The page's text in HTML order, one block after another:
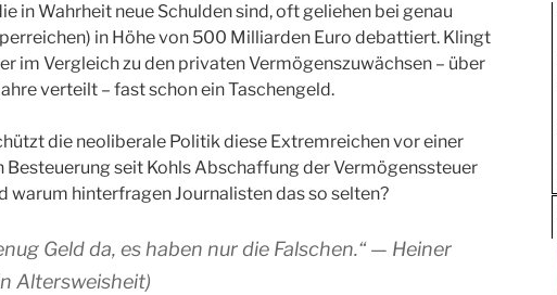
in Wahrheit neue Schulden sind, oft geliehen bei genau
in Höhe von 500 Milliarden Euro debattiert. Klingt
im Vergleich zu den privaten Vermögenszuwächsen – über
verteilt – fast schon ein Taschengeld.
die neoliberale Politik diese Extremreichen vor einer
Besteuerung seit Kohls Abschaffung der Vermögenssteuer
warum hinterfragen Journalisten das so selten?
Geld da, es haben nur die Falschen.“ — Heiner
Altersweisheit)